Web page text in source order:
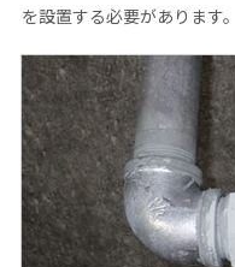
を設置する必要があります。